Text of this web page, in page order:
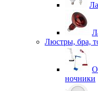
Люстры, бра,
ночники